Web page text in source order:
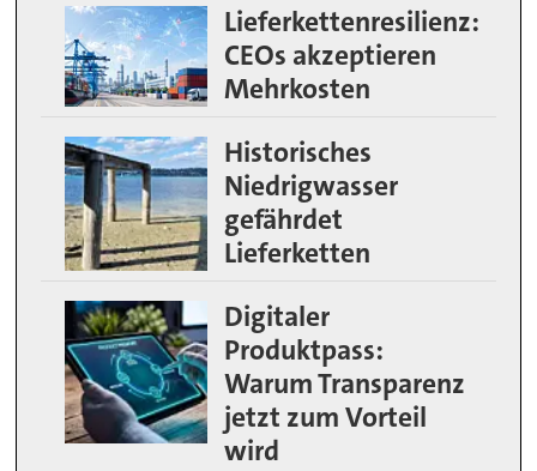
Lieferkettenresilienz:
CEOs akzeptieren
Mehrkosten
Historisches
Niedrigwasser
gefährdet
Lieferketten
Digitaler
Produktpass:
Warum Transparenz
jetzt zum Vorteil
wird